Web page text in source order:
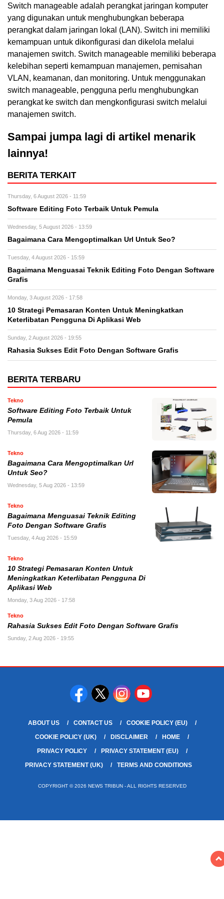
Switch manageable adalah perangkat jaringan komputer
yang digunakan untuk menghubungkan beberapa
perangkat dalam jaringan lokal (LAN). Switch ini memiliki
kemampuan untuk dikonfigurasi dan dikelola melalui
manajemen switch. Switch manageable memiliki beberapa
kelebihan seperti kemampuan manajemen, pemisahan
VLAN, keamanan, dan monitoring. Untuk menggunakan
switch manageable, pengguna perlu menghubungkan
perangkat ke switch dan mengkonfigurasi switch melalui
manajemen switch.
Sampai jumpa lagi di artikel menarik
lainnya!
BERITA TERKAIT
Thursday, 6 August 2026 - 11:59
Software Editing Foto Terbaik Untuk Pemula
Wednesday, 5 August 2026 - 13:59
Bagaimana Cara Mengoptimalkan Url Untuk Seo?
Tuesday, 4 August 2026 - 15:59
Bagaimana Menguasai Teknik Editing Foto Dengan Software
Grafis
Monday, 3 August 2026 - 17:58
10 Strategi Pemasaran Konten Untuk Meningkatkan
Keterlibatan Pengguna Di Aplikasi Web
Sunday, 2 August 2026 - 19:55
Rahasia Sukses Edit Foto Dengan Software Grafis
BERITA TERBARU
Tekno
Software Editing Foto Terbaik Untuk
Pemula
Thursday, 6 Aug 2026 - 11:59
Tekno
Bagaimana Cara Mengoptimalkan Url
Untuk Seo?
Wednesday, 5 Aug 2026 - 13:59
Tekno
Bagaimana Menguasai Teknik Editing
Foto Dengan Software Grafis
Tuesday, 4 Aug 2026 - 15:59
Tekno
10 Strategi Pemasaran Konten Untuk
Meningkatkan Keterlibatan Pengguna Di
Aplikasi Web
Monday, 3 Aug 2026 - 17:58
Tekno
Rahasia Sukses Edit Foto Dengan Software Grafis
Sunday, 2 Aug 2026 - 19:55
ABOUT US CONTACT US
COOKIE POLICY (EU)
COOKIE POLICY (UK)
DISCLAIMER
HOME
PRIVACY POLICY
PRIVACY STATEMENT (EU)
PRIVACY STATEMENT (UK)
TERMS AND CONDITIONS
COPYRIGHT © 2026 NEWS TRIBUN - ALL RIGHTS RESERVED